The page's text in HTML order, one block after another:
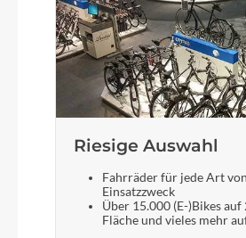
Riesige Auswahl
Fahrräder für jede Art
Einsatzzweck
Über 15.000 (E-)Bikes auf
Fläche und vieles mehr